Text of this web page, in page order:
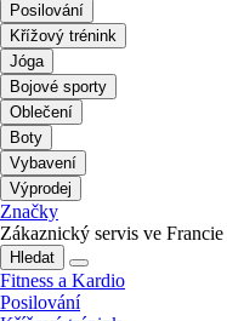
Posilování
Křížový trénink
Jóga
Bojové sporty
Oblečení
Boty
Vybavení
Výprodej
Značky
Zákaznický servis ve Francie
Hledat
Fitness a Kardio
Posilování